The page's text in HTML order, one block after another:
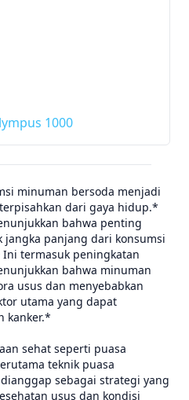
1000
minuman bersoda menjadi
dari gaya hidup.*
bahwa penting
jangka panjang dari konsumsi
termasuk peningkatan
bahwa minuman
usus dan menyebabkan
utama yang dapat
kanker.*
sehat seperti puasa
teknik puasa
sebagai strategi yang
usus dan kondisi